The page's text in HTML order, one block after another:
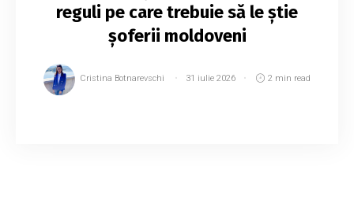
reguli pe care trebuie să le știe
șoferii moldoveni
Cristina Botnarevschi 31 iulie 2026 2 min read